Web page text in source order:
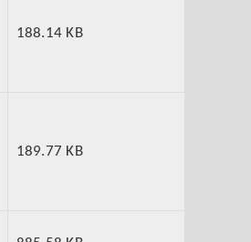
188.14 KB
189.77 KB